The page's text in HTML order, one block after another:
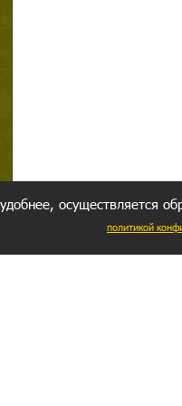
осуществляется
политикой